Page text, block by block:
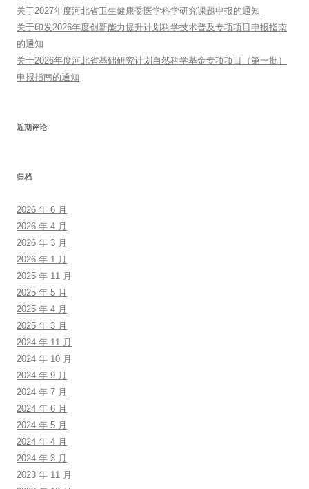
关于2027年度河北省卫生健康委医学科学研究课题申报的通知
关于印发2026年度创新能力提升计划科学技术普及专项项目申报指南
的通知
关于2026年度河北省基础研究计划自然科学基金专项项目（第一批）
申报指南的通知
近期评论
归档
2026 年 6 月
2026 年 4 月
2026 年 3 月
2026 年 1 月
2025 年 11 月
2025 年 5 月
2025 年 4 月
2025 年 3 月
2024 年 11 月
2024 年 10 月
2024 年 9 月
2024 年 7 月
2024 年 6 月
2024 年 5 月
2024 年 4 月
2024 年 3 月
2023 年 11 月